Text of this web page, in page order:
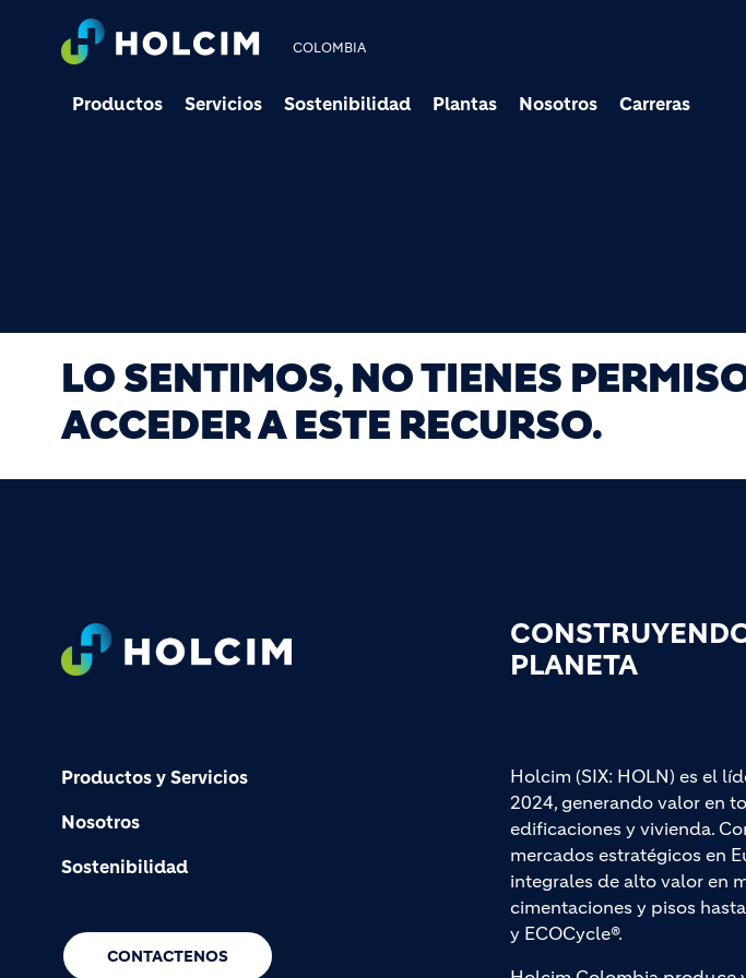
COLOMBIA
Productos Servicios Sostenibilidad Plantas Nosotros Carreras
LO SENTIMOS, NO TIENES
ACCEDER A ESTE RECURSO.
PLANETA
Productos y Servicios
Nosotros
Sostenibilidad
CONTACTENOS
Holcim (SIX: HOLN) es el
2024, generando valor en
edificaciones y vivienda.
mercados estratégicos en
integrales de alto valor en
cimentaciones y pisos
y ECOCycle®.